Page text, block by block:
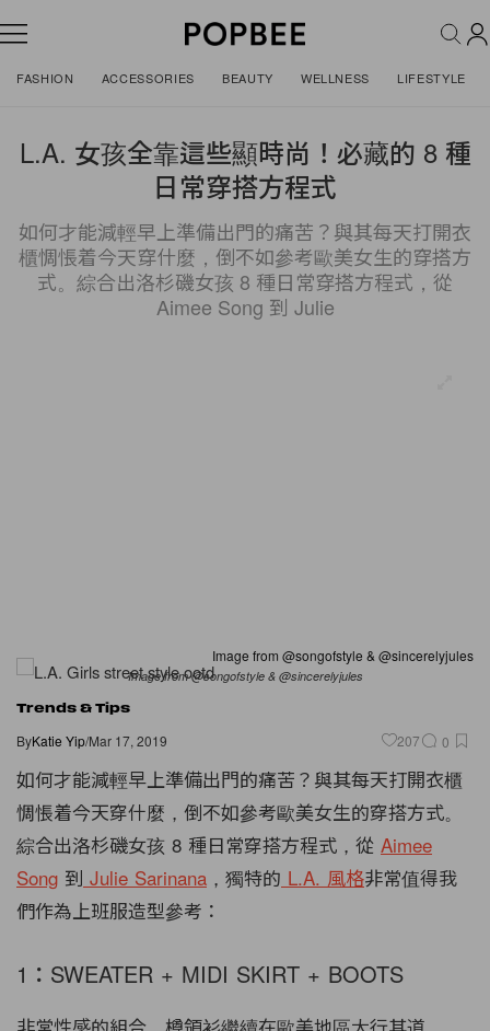
FASHION ACCESSORIES BEAUTY WELLNESS LIFESTYLE
L.A. 女孩全靠這些顯時尚！必藏的 8 種
日常穿搭方程式
如何才能減輕早上準備出門的痛苦？與其每天打開衣
櫃惆悵着今天穿什麼，倒不如參考歐美女生的穿搭方
式。綜合出洛杉磯女孩 8 種日常穿搭方程式，從
Aimee Song 到 Julie
Image from @songofstyle & @sincerelyjules
Image from @songofstyle & @sincerelyjules
Trends & Tips
ByKatie Yip/Mar 17, 2019 207 0
如何才能減輕早上準備出門的痛苦？與其每天打開衣櫃
惆悵着今天穿什麼，倒不如參考歐美女生的穿搭方式。
綜合出洛杉磯女孩 8 種日常穿搭方程式，從 Aimee
Song 到 Julie Sarinana ，獨特的 L.A. 風格非常值得我
們作為上班服造型參考：
1：SWEATER + MIDI SKIRT + BOOTS